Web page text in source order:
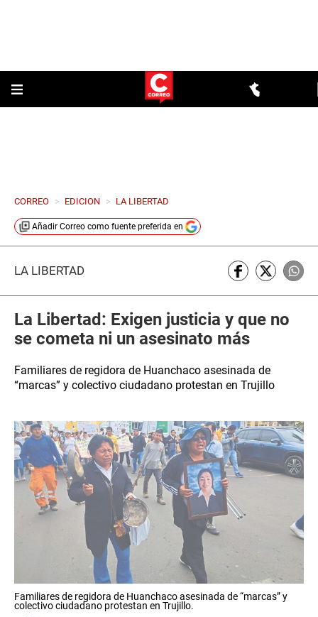
CORREO > EDICION > LA LIBERTAD
Añadir Correo como fuente preferida en
LA LIBERTAD
La Libertad: Exigen justicia y que no
se cometa ni un asesinato más
Familiares de regidora de Huanchaco asesinada de
“marcas” y colectivo ciudadano protestan en Trujillo
Familiares de regidora de Huanchaco asesinada de “marcas” y
colectivo ciudadano protestan en Trujillo.